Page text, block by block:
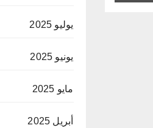
يوليو 2025
يونيو 2025
مايو 2025
أبريل 2025